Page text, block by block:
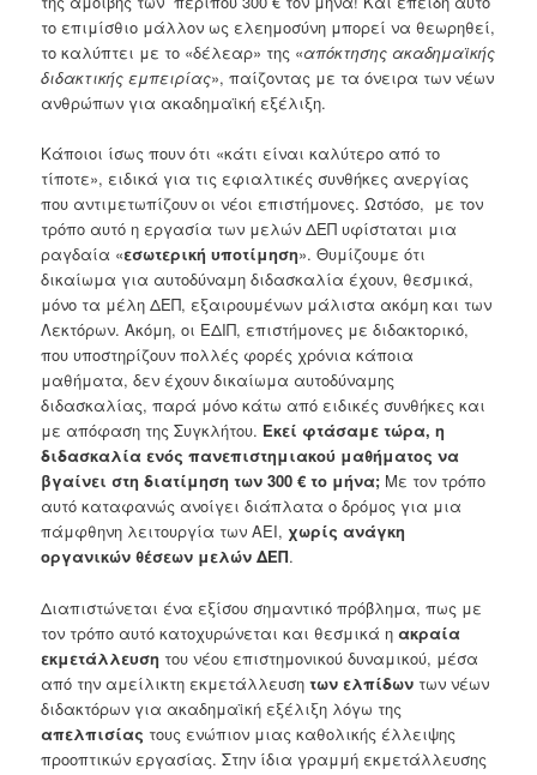
το επιμίσθιο μάλλον ως ελεημοσύνη μπορεί να θεωρηθεί,
τo καλύπτει με το «δέλεαρ» της «απόκτησης ακαδημαϊκής
διδακτικής εμπειρίας», παίζοντας με τα όνειρα των νέων
ανθρώπων για ακαδημαϊκή εξέλιξη.
Κάποιοι ίσως πουν ότι «κάτι είναι καλύτερο από το
τίποτε», ειδικά για τις εφιαλτικές συνθήκες ανεργίας
που αντιμετωπίζουν οι νέοι επιστήμονες. Ωστόσο, με τον
τρόπο αυτό η εργασία των μελών ΔΕΠ υφίσταται μια
ραγδαία «εσωτερική υποτίμηση». Θυμίζουμε ότι
δικαίωμα για αυτοδύναμη διδασκαλία έχουν, θεσμικά,
μόνο τα μέλη ΔΕΠ, εξαιρουμένων μάλιστα ακόμη και των
Λεκτόρων. Ακόμη, οι ΕΔΙΠ, επιστήμονες με διδακτορικό,
που υποστηρίζουν πολλές φορές χρόνια κάποια
μαθήματα, δεν έχουν δικαίωμα αυτοδύναμης
διδασκαλίας, παρά μόνο κάτω από ειδικές συνθήκες και
με απόφαση της Συγκλήτου. Εκεί φτάσαμε τώρα, η
διδασκαλία ενός πανεπιστημιακού μαθήματος να
βγαίνει στη διατίμηση των 300 € το μήνα; Με τον τρόπο
αυτό καταφανώς ανοίγει διάπλατα ο δρόμος για μια
πάμφθηνη λειτουργία των ΑΕΙ, χωρίς ανάγκη
οργανικών θέσεων μελών ΔΕΠ.
Διαπιστώνεται ένα εξίσου σημαντικό πρόβλημα, πως με
τον τρόπο αυτό κατοχυρώνεται και θεσμικά ηακραία
εκμετάλλευση του νέου επιστημονικού δυναμικού, μέσα
από την αμείλικτη εκμετάλλευσητων ελπίδων των νέων
διδακτόρων για ακαδημαϊκή εξέλιξη λόγω της
απελπισίας τους ενώπιον μιας καθολικής έλλειψης
προοπτικών εργασίας. Στην ίδια γραμμή εκμετάλλευσης